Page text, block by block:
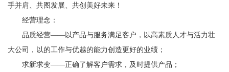
手并肩、共图发展、共创美好未来！
经营理念：
品质经营——以产品与服务满足客户，以高素质人才与活力壮
大公司，以的工作与优越的能力创造更好的业绩；
求新求变——正确了解客户需求，及时提供产品；